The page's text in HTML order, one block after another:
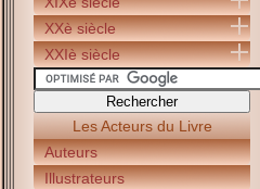
XXè siècle
XXIè siècle
Les Acteurs du Livre
Auteurs
Illustrateurs